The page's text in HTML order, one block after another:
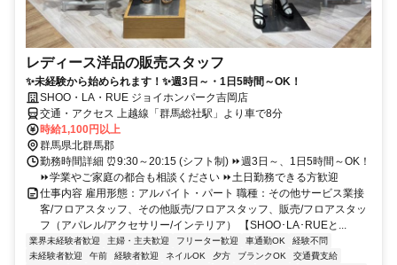
レディース洋品の販売スタッフ
✨未経験から始められます！✨週3日～・1日5時間～OK！
SHOO・LA・RUE ジョイホンパーク吉岡店
交通・アクセス 上越線「群馬総社駅」より車で8分
時給1,100円以上
群馬県北群馬郡
勤務時間詳細 ⏰9:30～20:15 (シフト制) ⏩週3日～、1日5時間～OK！
⏩学業やご家庭の都合も相談ください ⏩土日勤務できる方歓迎
仕事内容 雇用形態：アルバイト・パート 職種：その他サービス業接
客/フロアスタッフ、その他販売/フロアスタッフ、販売/フロアスタッ
フ（アパレル/アクセサリー/インテリア） 【SHOO･LA･RUEと...
業界未経験者歓迎 主婦・主夫歓迎 フリーター歓迎 車通勤OK
経験不問
未経験者歓迎
午前 経験者歓迎 ネイルOK 夕方 ブランクOK
交通費支給